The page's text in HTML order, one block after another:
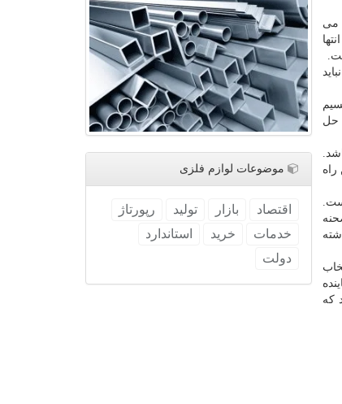
می
حل
كه
موضوعات لوازم فلزی
اقتصاد بازار تولید
رپورتاژ
خدمات
خرید
استاندارد
دولت